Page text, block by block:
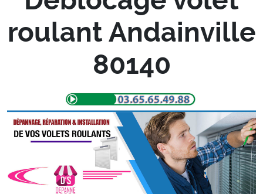
roulant Andainville
80140